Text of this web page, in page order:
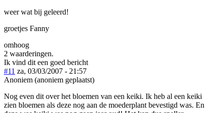
weer wat bij geleerd!
groetjes Fanny
omhoog
2 waarderingen.
Ik vind dit een goed bericht
#11 za, 03/03/2007 - 21:57
Anoniem (anoniem geplaatst)
Nog even dit over het bloemen van een keiki. Ik heb al een keiki
zien bloemen als deze nog aan de moederplant bevestigd was. En